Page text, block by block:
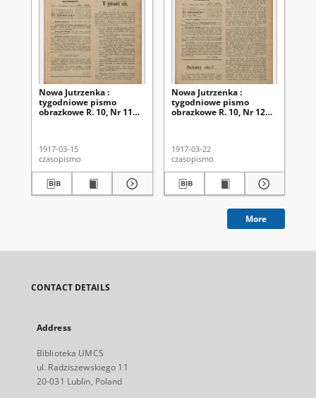
Nowa Jutrzenka :
tygodniowe pismo
obrazkowe R. 10, Nr 11
1917-03-15
czasopismo
Nowa Jutrzenka :
tygodniowe pismo
obrazkowe R. 10, Nr 12
1917-03-22
czasopismo
More
CONTACT DETAILS
Address
Biblioteka UMCS
ul. Radziszewskiego 11
20-031 Lublin, Poland